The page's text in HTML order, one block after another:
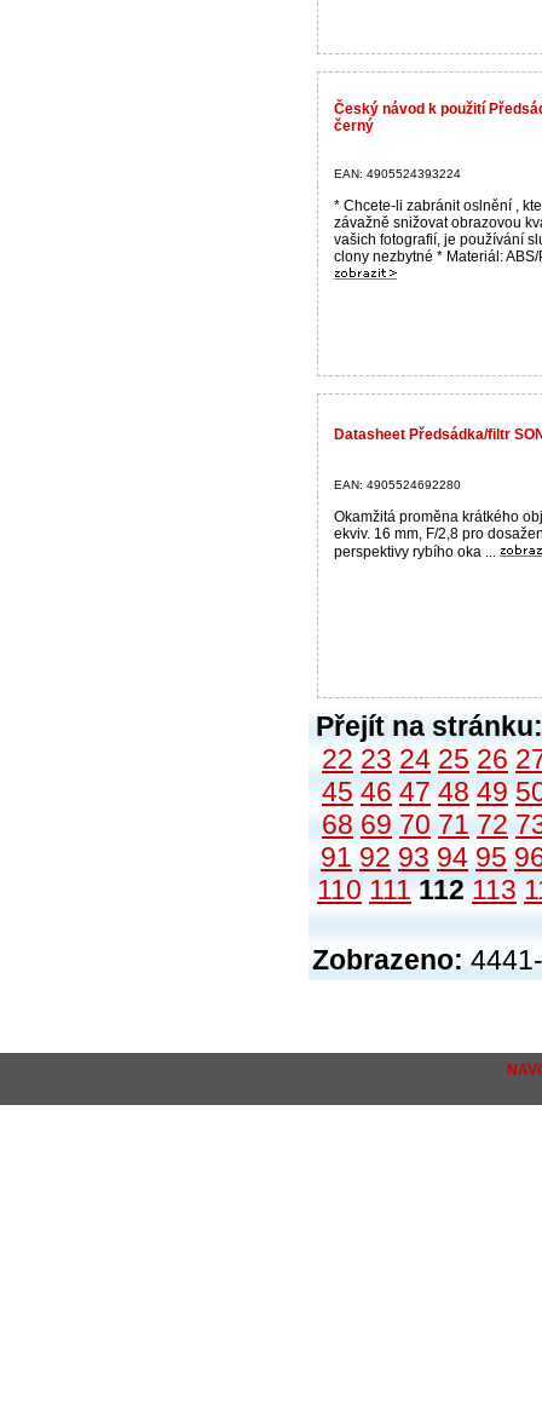
Český návod k použití
černý
EAN: 4905524393224
* Chcete-li zabránit oslnění ,
závažně snižovat obrazovou
vašich fotografií, je používání
clony nezbytné * Materiál: ABS/
Datasheet Předsádka/filtr
EAN: 4905524692280
Okamžitá proměna krátkého
ekviv. 16 mm, F/2,8 pro
perspektivy rybího oka ...
Přejít na stránku:
22 23 24 25 26
45 46 47 48 49
68 69 70 71 72
91 92 93 94 95
110 111 112 113
Zobrazeno: